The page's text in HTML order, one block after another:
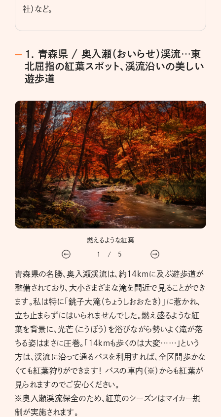
社）など。
1. 青森県 / 奥入瀬（おいらせ）渓流…東
北屈指の紅葉スポット、渓流沿いの美しい
遊歩道
燃えるような紅葉
1 / 5
青森県の名勝、奥入瀬渓流は、約14kmに及ぶ遊歩道が
整備されており、大小さまざまな滝を間近で見ることができ
ます。私は特に「銚子大滝（ちょうしおおたき）」に惹かれ、
立ち止まらずにはいられませんでした。燃え盛るような紅
葉を背景に、光芒（こうぼう）を浴びながら勢いよく滝が落
ちる姿はまさに圧巻。「14kmも歩くのは大変……」という
方は、渓流に沿って通るバスを利用すれば、全区間歩かな
くても紅葉狩りができます！ バスの車内（※）からも紅葉が
見られますのでご安心ください。
※奥入瀬渓流保全のため、紅葉のシーズンはマイカー規
制が実施されます。